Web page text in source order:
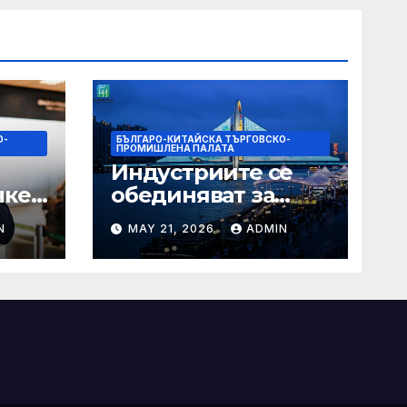
БЪЛГАРО-КИТАЙСКА ТЪРГОВСКО-
ПРОМИШЛЕНА ПАЛАТА
Индустриите се
обединяват за
висококачествен
растеж на
културния и
сектор
MAY 21, 2026 ADMIN